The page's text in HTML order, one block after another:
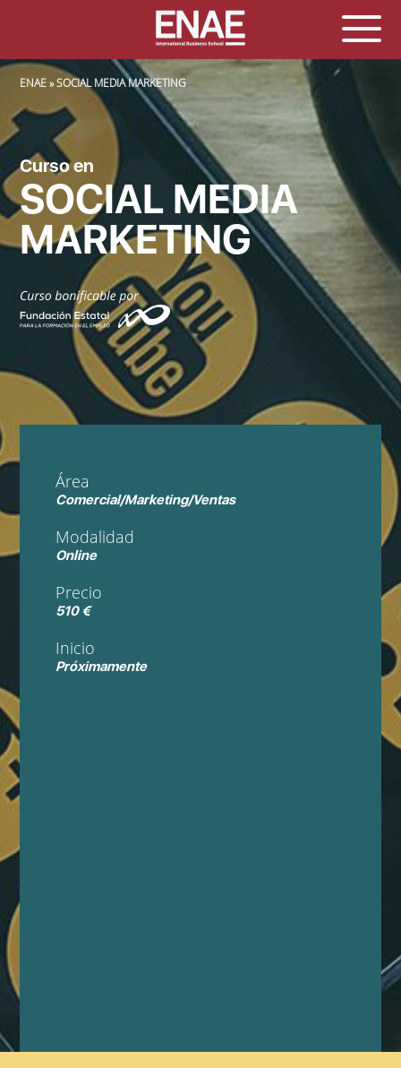
SOBRESCRIBIR ENLACES DE AYUDA A LA NAVEGACIÓN
ENAE SOCIAL MEDIA MARKETING
Curso en
SOCIAL MEDIA
MARKETING
Área
Comercial/Marketing/Ventas
Modalidad
Online
Precio
510 €
Inicio
Próximamente